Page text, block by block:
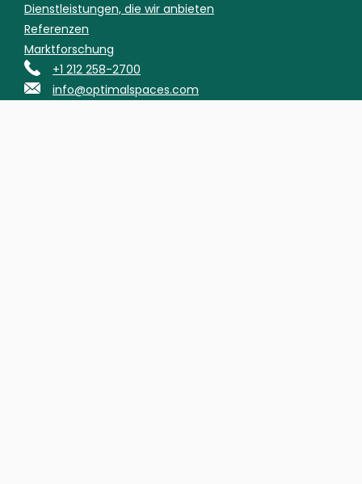
Dienstleistungen, die wir anbieten
Referenzen
Marktforschung
+1 212 258-2700
info@optimalspaces.com